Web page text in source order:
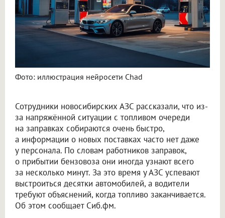
Фото: иллюстрация нейросети Chad
Сотрудники новосибирских АЗС рассказали, что из-
за напряжённой ситуации с топливом очереди
на заправках собираются очень быстро,
а информации о новых поставках часто нет даже
у персонала. По словам работников заправок,
о прибытии бензовоза они иногда узнают всего
за несколько минут. За это время у АЗС успевают
выстроиться десятки автомобилей, а водители
требуют объяснений, когда топливо заканчивается.
Об этом сообщает Сиб.фм.